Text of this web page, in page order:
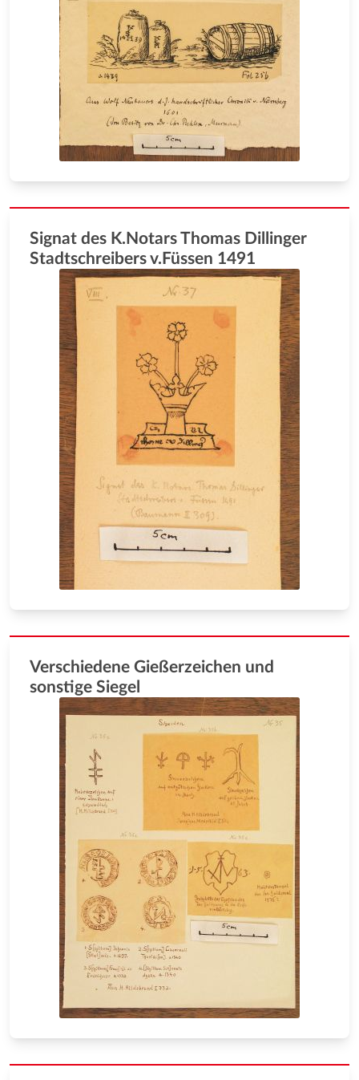
Signat des K.Notars Thomas Dillinger
Stadtschreibers v.Füssen 1491
Verschiedene Gießerzeichen und
sonstige Siegel